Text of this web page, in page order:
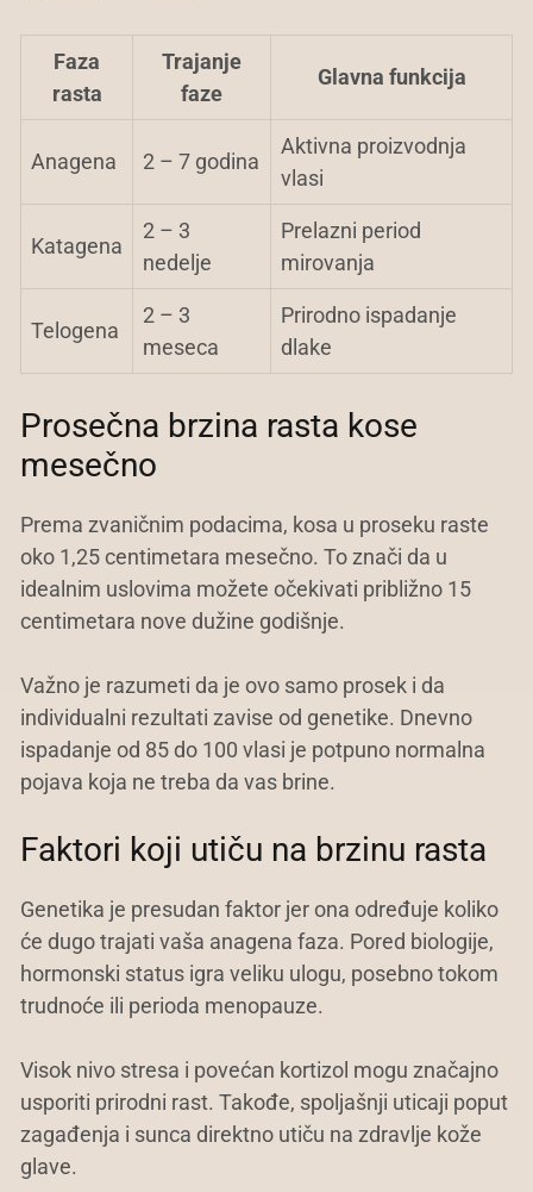
Faza
rasta
Trajanje
faze
Glavna funkcija
Anagena 2 – 7 godina
Aktivna proizvodnja
vlasi
Katagena
2 – 3
nedelje
Prelazni period
mirovanja
Telogena
2 – 3
meseca
Prirodno ispadanje
dlake
Prosečna brzina rasta kose
mesečno
Prema zvaničnim podacima, kosa u proseku raste
oko 1,25 centimetara mesečno. To znači da u
idealnim uslovima možete očekivati približno 15
centimetara nove dužine godišnje.
Važno je razumeti da je ovo samo prosek i da
individualni rezultati zavise od genetike. Dnevno
ispadanje od 85 do 100 vlasi je potpuno normalna
pojava koja ne treba da vas brine.
Faktori koji utiču na brzinu rasta
Genetika je presudan faktor jer ona određuje koliko
će dugo trajati vaša anagena faza. Pored biologije,
hormonski status igra veliku ulogu, posebno tokom
trudnoće ili perioda menopauze.
Visok nivo stresa i povećan kortizol mogu značajno
usporiti prirodni rast. Takođe, spoljašnji uticaji poput
zagađenja i sunca direktno utiču na zdravlje kože
glave.